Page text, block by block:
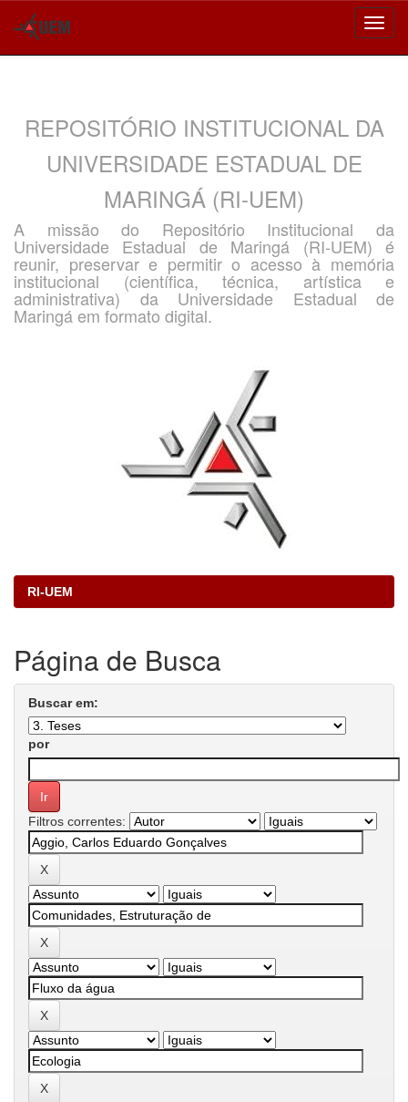
REPOSITÓRIO INSTITUCIONAL DA
UNIVERSIDADE ESTADUAL DE
MARINGÁ (RI-UEM)
A missão do Repositório Institucional da
Universidade Estadual de Maringá (RI-UEM) é
reunir, preservar e permitir o acesso à memória
institucional (científica, técnica, artística e
administrativa) da Universidade Estadual de
Maringá em formato digital.
RI-UEM
Página de Busca
Buscar em:
por
Filtros correntes: